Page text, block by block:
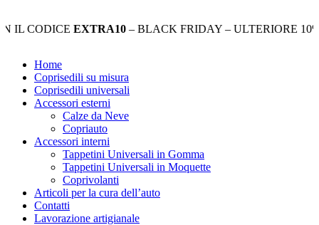
EXTRA10– BLACK FRIDAY – ULTERIORE 10% DI
Home
Coprisedili su misura
Coprisedili universali
Accessori esterni
Calze da Neve
Copriauto
Accessori interni
Tappetini Universali in Gomma
Tappetini Universali in Moquette
Coprivolanti
Articoli per la cura dell’auto
Contatti
Lavorazione artigianale